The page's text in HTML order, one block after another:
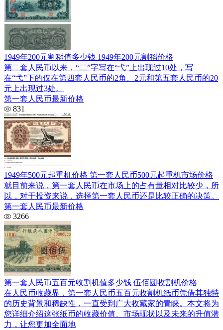
1949年200元割稻值多少钱 1949年200元割稻价格
第二套人民币以来，“二”字写在“弋”上出现过10处，写
在“弋”下的仅在第四套人民币的2角、2元和第五套人民币的20
元上出现过3处。
第一套人民币最新价格
831
1949年500元起重机价格 第一套人民币500元起重机市场价格
就目前来说，第一套人民币在市场上的占有量相对比较少，所
以，对于投资来说，选择第一套人民币还是比较正确的决策。
第一套人民币最新价格
3266
第一套人民币五百元收割机值多少钱 伍佰圆收割机价格
在人民币收藏界，第一套人民币五百元收割机纸币凭借其独特
的历史背景和稀缺性，一直受到广大收藏家的青睐。本文将为
您详细介绍这张纸币的收藏价值、市场现状以及未来的升值潜
力，让您更加全面地